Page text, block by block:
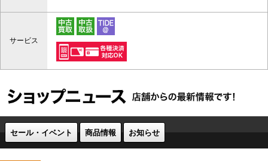
サービス
セール・イベント 商品情報 お知らせ